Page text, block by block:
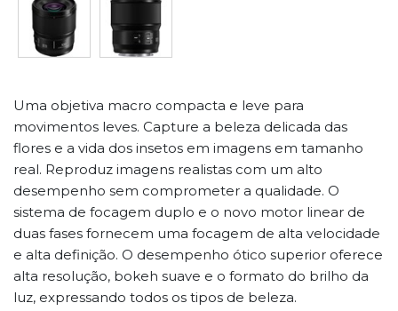
Uma objetiva macro compacta e leve para
movimentos leves. Capture a beleza delicada das
flores e a vida dos insetos em imagens em tamanho
real. Reproduz imagens realistas com um alto
desempenho sem comprometer a qualidade. O
sistema de focagem duplo e o novo motor linear de
duas fases fornecem uma focagem de alta velocidade
e alta definição. O desempenho ótico superior oferece
alta resolução, bokeh suave e o formato do brilho da
luz, expressando todos os tipos de beleza.